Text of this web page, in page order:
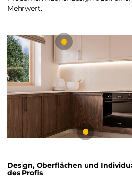
Mehrwert.
Design, Oberflächen und
des Profis